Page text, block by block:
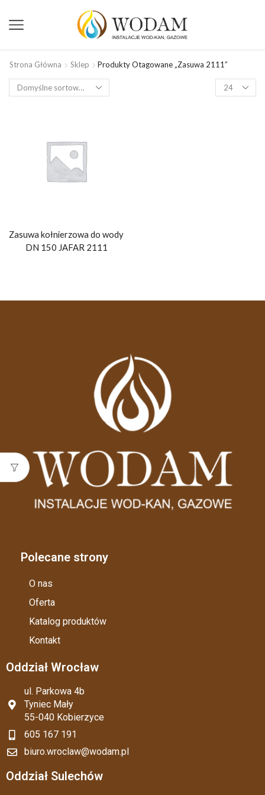
Strona Główna Sklep Produkty Otagowane „zasuwa 2111”
Zasuwa kołnierzowa do wody
DN 150 JAFAR 2111
Polecane strony
O nas
Oferta
Katalog produktów
Kontakt
Oddział Wrocław
ul. Parkowa 4b
Tyniec Mały
55-040 Kobierzyce
605 167 191
biuro.wroclaw@wodam.pl
Oddział Sulechów